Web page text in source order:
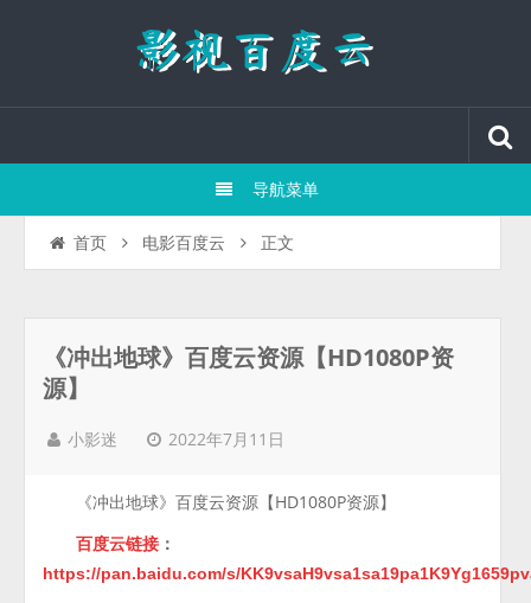
导航菜单
首页 电影百度云 正文
《冲出地球》百度云资源【HD1080P资
源】
小影迷 2022年7月11日
《冲出地球》百度云资源【HD1080P资源】
百度云链接 ：
https://pan.baidu.com/s/